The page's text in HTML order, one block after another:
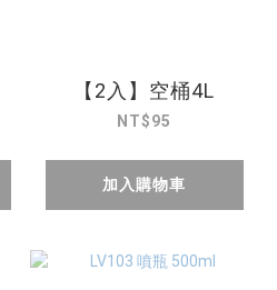
【2入】空桶4L
NT$95
加入購物車